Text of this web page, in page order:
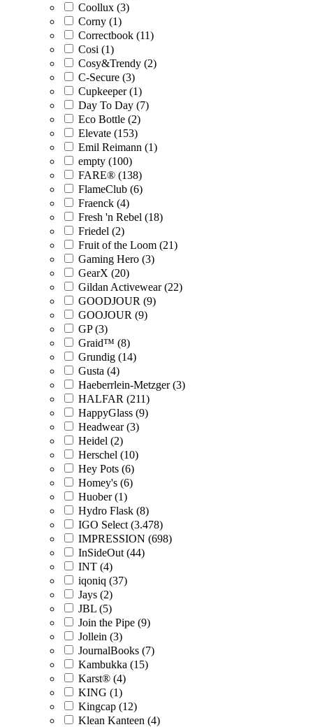
Coollux (3)
Corny (1)
Correctbook (11)
Cosi (1)
Cosy&Trendy (2)
C-Secure (3)
Cupkeeper (1)
Day To Day (7)
Eco Bottle (2)
Elevate (153)
Emil Reimann (1)
empty (100)
FARE® (138)
FlameClub (6)
Fraenck (4)
Fresh 'n Rebel (18)
Friedel (2)
Fruit of the Loom (21)
Gaming Hero (3)
GearX (20)
Gildan Activewear (22)
GOODJOUR (9)
GOOJOUR (9)
GP (3)
Graid™ (8)
Grundig (14)
Gusta (4)
Haeberrlein-Metzger (3)
HALFAR (211)
HappyGlass (9)
Headwear (3)
Heidel (2)
Herschel (10)
Hey Pots (6)
Homey's (6)
Huober (1)
Hydro Flask (8)
IGO Select (3.478)
IMPRESSION (698)
InSideOut (44)
INT (4)
iqoniq (37)
Jays (2)
JBL (5)
Join the Pipe (9)
Jollein (3)
JournalBooks (7)
Kambukka (15)
Karst® (4)
KING (1)
Kingcap (12)
Klean Kanteen (4)